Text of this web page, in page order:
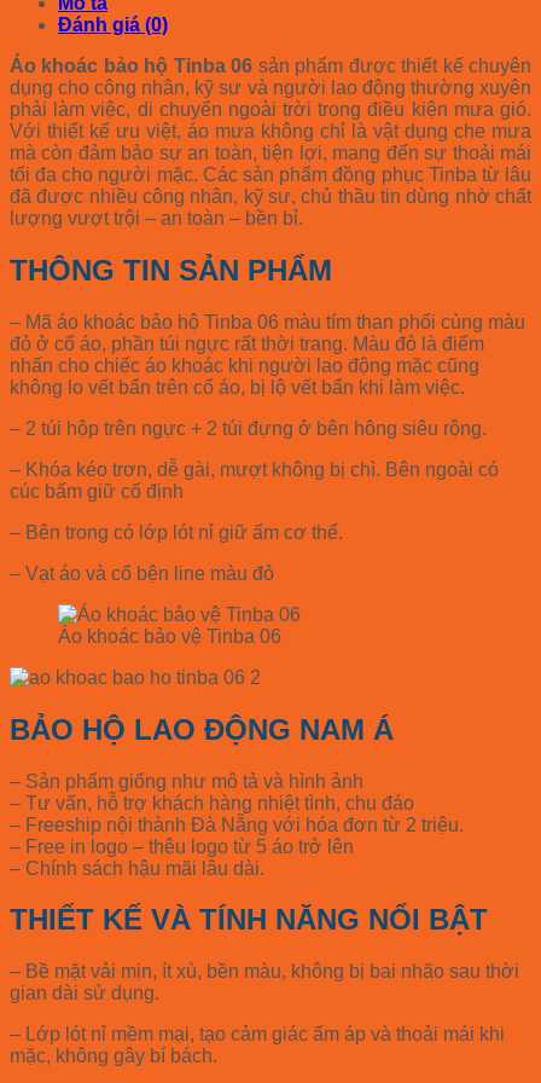
Đánh giá (0)
Áo khoác bảo hộ Tinba 06 sản phẩm được thiết kế chuyên
dụng cho công nhân, kỹ sư và người lao động thường xuyên
phải làm việc, di chuyển ngoài trời trong điều kiện mưa gió.
Với thiết kế ưu việt, áo mưa không chỉ là vật dụng che mưa
mà còn đảm bảo sự an toàn, tiện lợi, mang đến sự thoải mái
tối đa cho người mặc. Các sản phẩm đồng phục Tinba từ lâu
đã được nhiều công nhân, kỹ sư, chủ thầu tin dùng nhờ chất
lượng vượt trội – an toàn – bền bỉ.
THÔNG TIN SẢN PHẨM
– Mã áo khoác bảo hộ Tinba 06 màu tím than phối cùng màu
đỏ ở cổ áo, phần túi ngực rất thời trang. Màu đỏ là điểm
nhấn cho chiếc áo khoác khi người lao động mặc cũng
không lo vết bẩn trên cổ áo, bị lộ vết bẩn khi làm việc.
– 2 túi hộp trên ngực + 2 túi đựng ở bên hông siêu rộng.
– Khóa kéo trơn, dễ gài, mượt không bị chì. Bên ngoài có
cúc bấm giữ cố định
– Bên trong có lớp lót nỉ giữ ấm cơ thể.
– Vạt áo và cổ bện line màu đỏ
Áo khoác bảo vệ Tinba 06
BẢO HỘ LAO ĐỘNG NAM Á
– Sản phẩm giống như mô tả và hình ảnh
– Tư vấn, hỗ trợ khách hàng nhiệt tình, chu đáo
– Freeship nội thành Đà Nẵng với hóa đơn từ 2 triệu.
– Free in logo – thêu logo từ 5 áo trở lên
– Chính sách hậu mãi lâu dài.
THIẾT KẾ VÀ TÍNH NĂNG NỔI BẬT
– Bề mặt vải mịn, ít xù, bền màu, không bị bai nhão sau thời
gian dài sử dụng.
– Lớp lót nỉ mềm mại, tạo cảm giác ấm áp và thoải mái khi
mặc, không gây bí bách.